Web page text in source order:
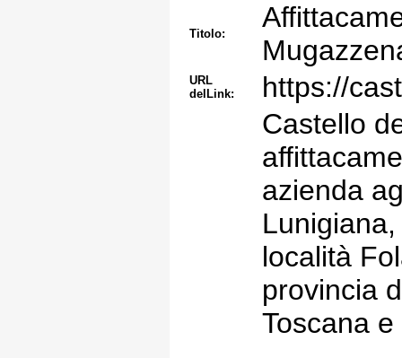
Titolo:
URL
delLink:
https://
Castello
azienda
località
provincia
Toscana